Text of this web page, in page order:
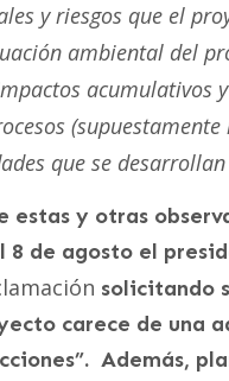
y riesgos que el
ambiental del
acumulativos
que se
estas y otras
8 de agosto el
solicitando
carece de una
Además,